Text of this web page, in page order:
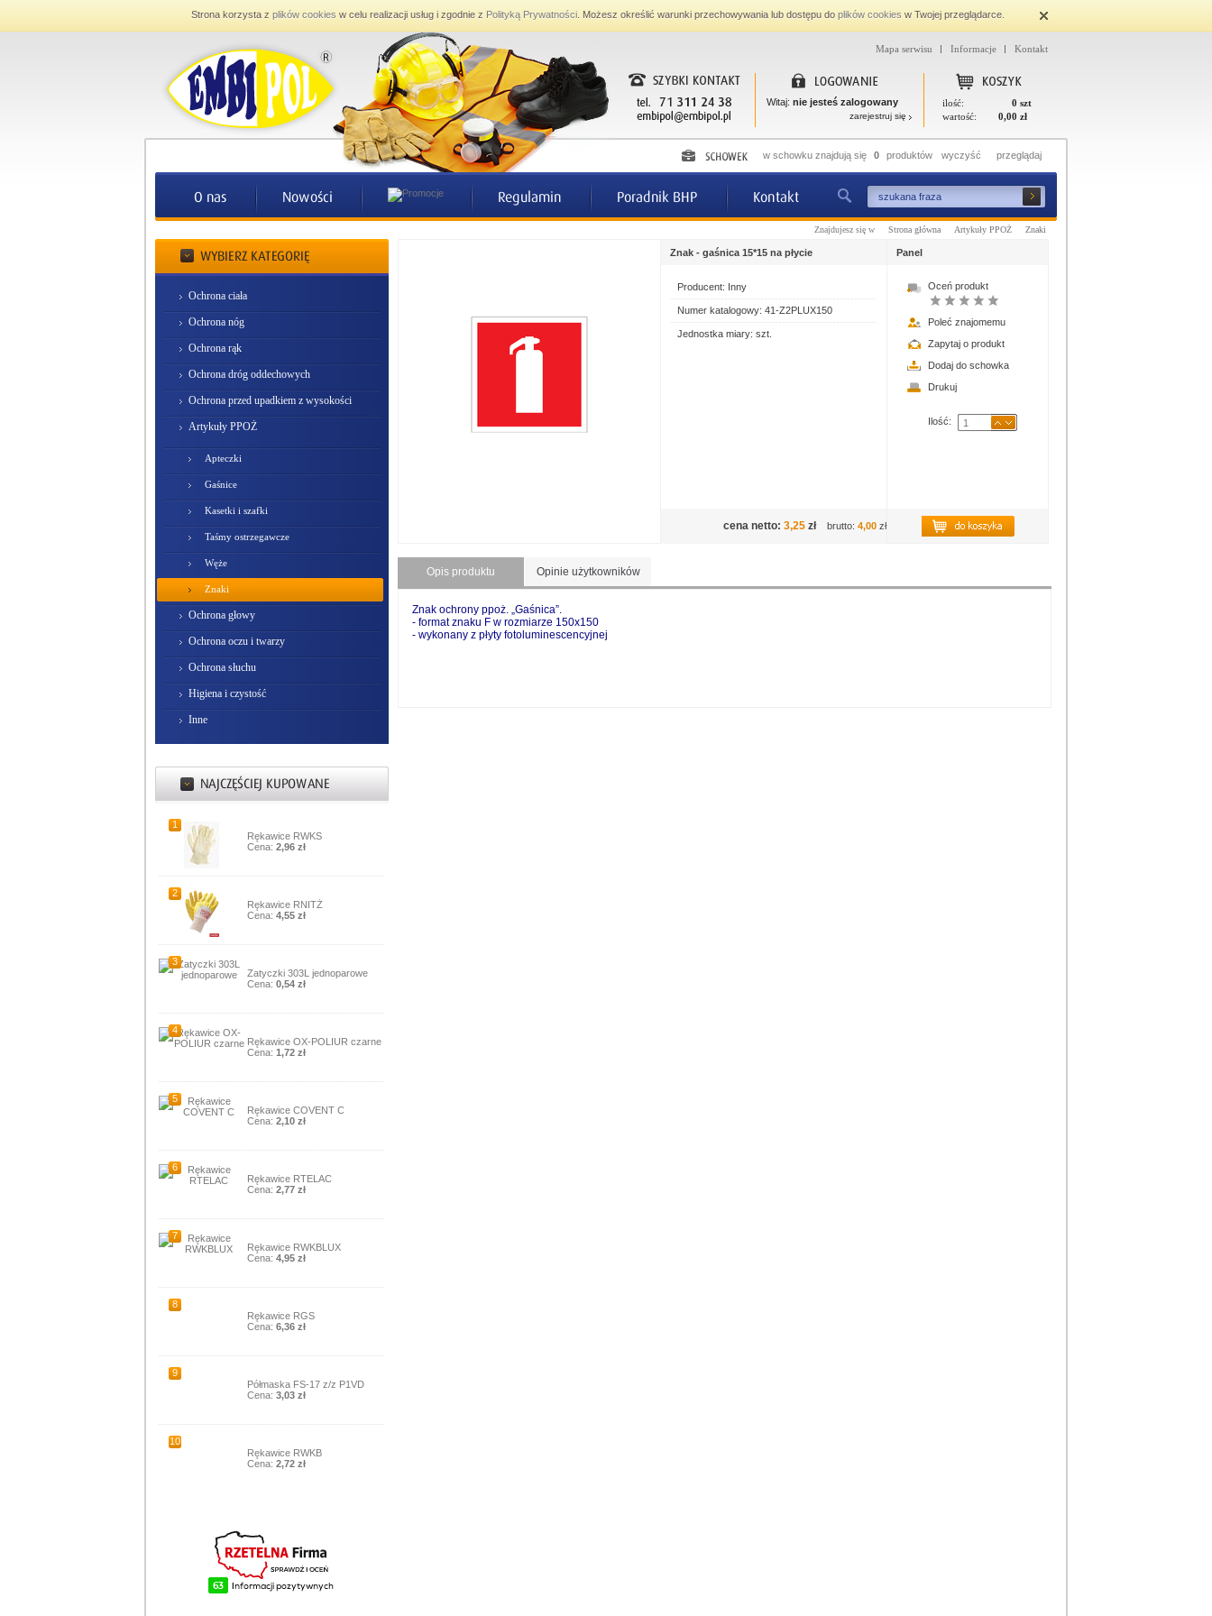
Strona korzysta z plików cookies w celu realizacji usług i zgodnie z Polityką Prywatności. Możesz określić warunki przechowywania lub dostępu doplików cookies w Twojej przeglądarce.
Mapa serwisu Informacje Kontakt
ilość:
0 szt
wartość:
0,00 zł
Witaj: nie jesteś zalogowany
zarejestruj się
w schowku znajdują się 0 produktów wyczyść przeglądaj
Znajdujesz się w Strona główna Artykuły PPOŻ Znaki
Ochrona ciała
Ochrona nóg
Ochrona rąk
Ochrona dróg oddechowych
Ochrona przed upadkiem z wysokości
Artykuły PPOŻ
Apteczki
Gaśnice
Kasetki i szafki
Taśmy ostrzegawcze
Węże
Znaki
Ochrona głowy
Ochrona oczu i twarzy
Ochrona słuchu
Higiena i czystość
Inne
1
Rękawice RWKS
Cena: 2,96 zł
2
Rękawice RNITŻ
Cena: 4,55 zł
3
Zatyczki 303L jednoparowe
Cena: 0,54 zł
4
Rękawice OX-POLIUR czarne
Cena: 1,72 zł
5
Rękawice COVENT C
Cena: 2,10 zł
6
Rękawice RTELAC
Cena: 2,77 zł
7
Rękawice RWKBLUX
Cena: 4,95 zł
8
Rękawice RGS
Cena: 6,36 zł
9
Półmaska FS-17 z/z P1VD
Cena: 3,03 zł
10
Rękawice RWKB
Cena: 2,72 zł
cena netto: 3,25 złbrutto: 4,00 zł
Znak - gaśnica 15*15 na płycie
Producent: Inny
Numer katalogowy: 41-Z2PLUX150
Jednostka miary: szt.
Panel
Oceń produkt
Poleć znajomemu
Zapytaj o produkt
Dodaj do schowka
Drukuj
Ilość:
Opis produktu Opinie użytkowników
Znak ochrony ppoż. „Gaśnica”.
- format znaku F w rozmiarze 150x150
- wykonany z płyty fotoluminescencyjnej